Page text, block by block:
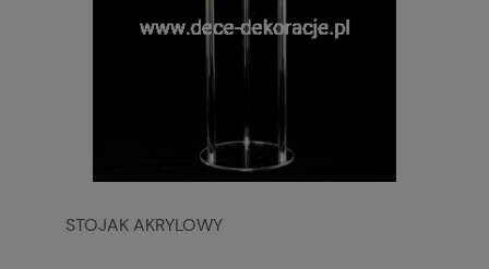
STOJAK AKRYLOWY